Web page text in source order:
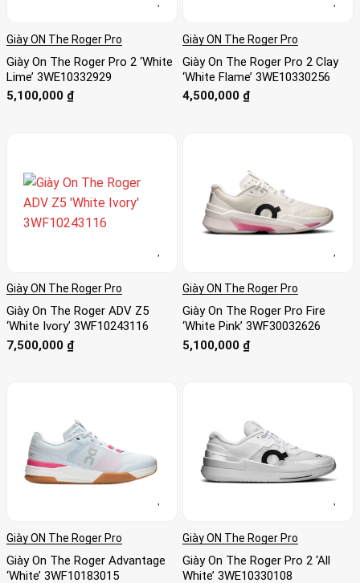
Giày ON The Roger Pro
Giày On The Roger Pro 2 ‘White
Lime’ 3WE10332929
5,100,000 ₫
Giày ON The Roger Pro
Giày On The Roger Pro 2 Clay
‘White Flame’ 3WE10330256
4,500,000 ₫
Giày ON The Roger Pro
Giày On The Roger ADV Z5
‘White Ivory’ 3WF10243116
7,500,000 ₫
Giày ON The Roger Pro
Giày On The Roger Pro Fire
‘White Pink’ 3WF30032626
5,100,000 ₫
Giày ON The Roger Pro
Giày On The Roger Advantage
‘White’ 3WF10183015
Giày ON The Roger Pro
Giày On The Roger Pro 2 ‘All
White’ 3WE10330108